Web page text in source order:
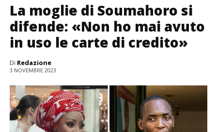
La moglie di Soumahoro si
difende: «Non ho mai avuto
in uso le carte di credito»
Di Redazione
3 NOVEMBRE 2023